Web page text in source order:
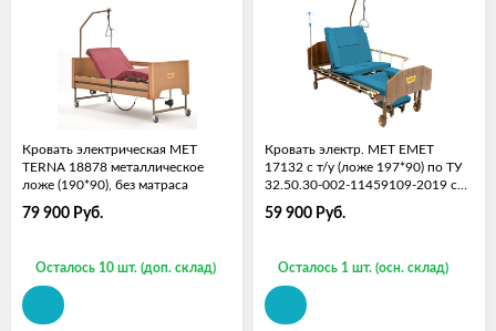
Кровать электрическая МЕТ
TERNA 18878 металлическое
ложе (190*90), без матраса
79 900 Руб.
Осталось 10 шт. (доп. склад)
Кровать электр. MET EMET
17132 с т/у (ложе 197*90) по ТУ
32.50.30-002-11459109-2019 с
59 900 Руб.
Осталось 1 шт. (осн. склад)